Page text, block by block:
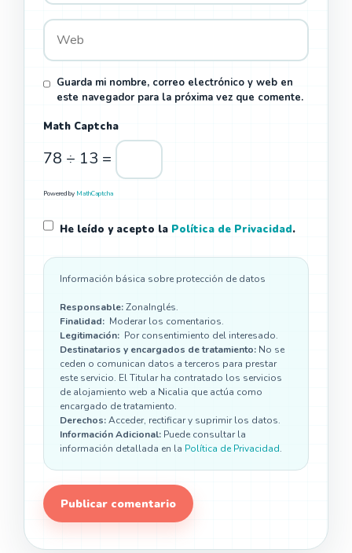
Guarda mi nombre, correo electrónico y web en
este navegador para la próxima vez que comente.
Math Captcha
78 ÷ 13 =
Powered by MathCaptcha
He leído y acepto la Política de Privacidad.
Información básica sobre protección de datos
Responsable:ZonaInglés.
Finalidad: Moderar los comentarios.
Legitimación: Por consentimiento del interesado.
Destinatarios y encargados de tratamiento: No se
ceden o comunican datos a terceros para prestar
este servicio. El Titular ha contratado los servicios
de alojamiento web a Nicalia que actúa como
encargado de tratamiento.
Derechos:Acceder, rectificar y suprimir los datos.
Información Adicional: Puede consultar la
información detallada en la Política de Privacidad.